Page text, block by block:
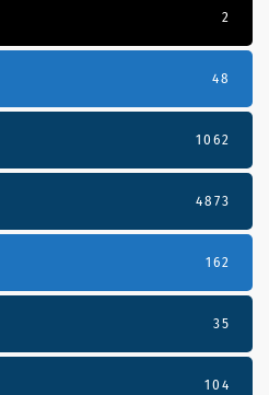
2
48
1062
4873
162
35
104